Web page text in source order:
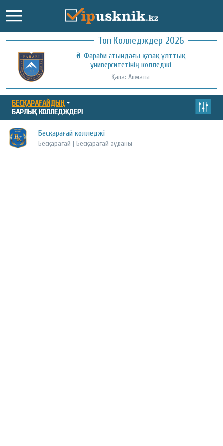
Топ Колледждер 2026
Әл-Фараби атындағы қазақ ұлттық
университетінің колледжі
Қала: Алматы
БЕСҚАРАҒАЙДЫҢ
БАРЛЫҚ КОЛЛЕДЖДЕРІ
Бесқарағай колледжі
Бесқарағай | Бесқарағай ауданы